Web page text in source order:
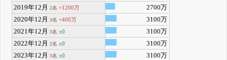
2019年12月2名 +1200万
2700万
2020年12月3名 +400万
3100万
2021年12月3名 ±0
3100万
2022年12月2名 ±0
3100万
2023年12月3名 ±0
3100万